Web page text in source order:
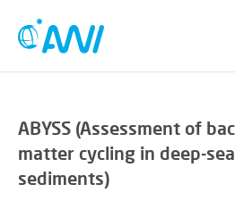
ABYSS (Assessment of
matter cycling in deep-
sediments)